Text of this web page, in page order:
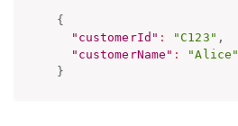
{
"customerId" : "C123" ,
"customerName" :
"Alice"
}